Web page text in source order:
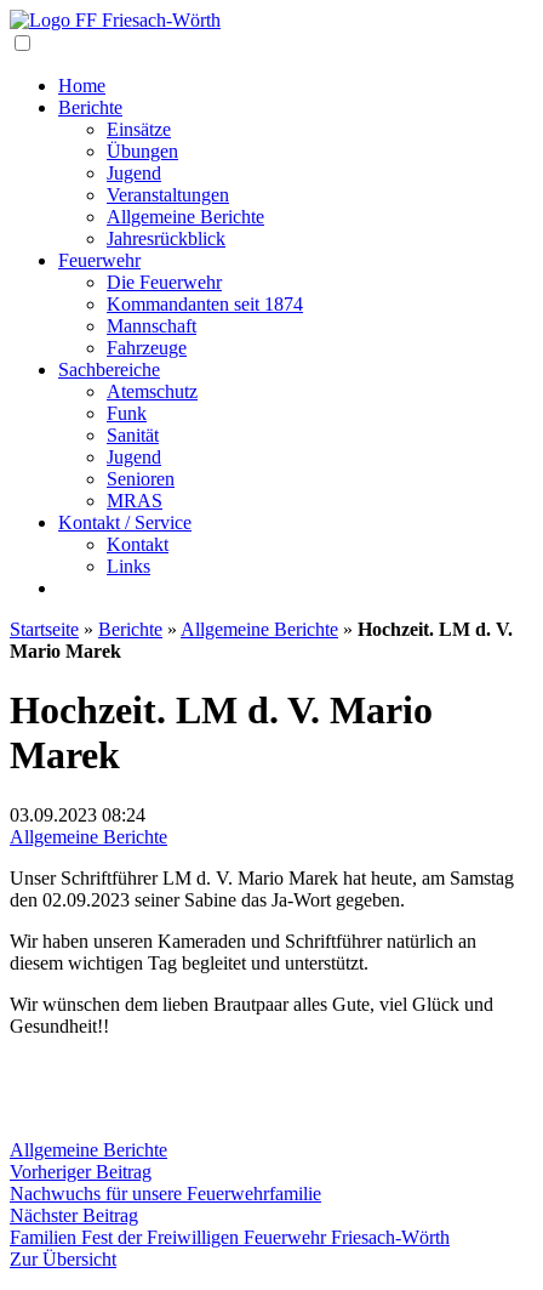
Home
Berichte
Einsätze
Übungen
Jugend
Veranstaltungen
Allgemeine Berichte
Jahresrückblick
Feuerwehr
Die Feuerwehr
Kommandanten seit 1874
Mannschaft
Fahrzeuge
Sachbereiche
Atemschutz
Funk
Sanität
Jugend
Senioren
MRAS
Kontakt / Service
Kontakt
Links
Startseite » Berichte » Allgemeine Berichte » Hochzeit. LM d. V.
Mario Marek
Hochzeit. LM d. V. Mario
Marek
03.09.2023 08:24
Allgemeine Berichte
Unser Schriftführer LM d. V. Mario Marek hat heute, am Samstag
den 02.09.2023 seiner Sabine das Ja-Wort gegeben.
Wir haben unseren Kameraden und Schriftführer natürlich an
diesem wichtigen Tag begleitet und unterstützt.
Wir wünschen dem lieben Brautpaar alles Gute, viel Glück und
Gesundheit!!
Allgemeine Berichte
Beitragsnavigation
Vorheriger BeitragVorheriger
Beitrag:
Nachwuchs für unsere Feuerwehrfamilie
Nächster BeitragNächster
Beitrag:
Familien Fest der Freiwilligen Feuerwehr Friesach-Wörth
Zur Übersicht